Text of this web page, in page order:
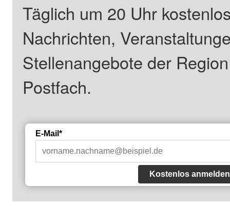
Täglich um 20 Uhr
Nachrichten,
Stellenangebote der
Postfach.
E-Mail*
Kostenlos anmelden